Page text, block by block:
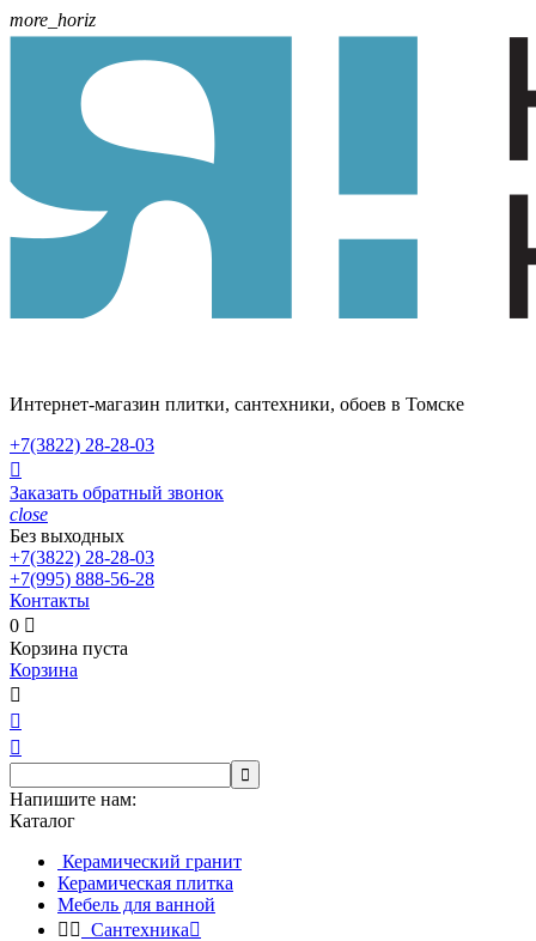
more_horiz
Интернет-магазин плитки, сантехники, обоев в Томске
+7(3822) 28-28-03

Заказать обратный звонок
close
Без выходных
+7(3822) 28-28-03
+7(995) 888-56-28
Контакты
0 
Корзина пуста
Корзина




Напишите нам:
Каталог
Керамический гранит
Керамическая плитка
Мебель для ванной
  Сантехника